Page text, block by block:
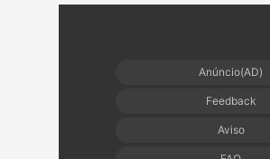
Anúncio(AD)
Feedback
Aviso